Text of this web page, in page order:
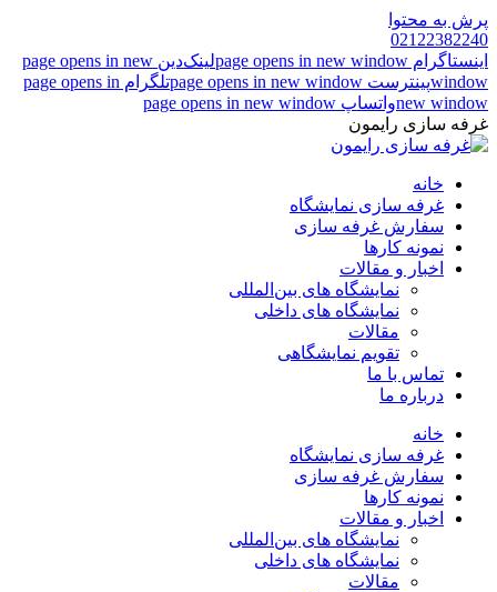
پرش به محتوا
02122382240
اینستاگرام page opens in new window
لینک‌دین page opens in new
windowپینترست page opens in new window
تلگرام page opens in
new windowواتساپ page opens in new window
غرفه سازی رایمون
خانه
غرفه سازی نمایشگاه
سفارش غرفه سازی
نمونه کارها
اخبار و مقالات
نمایشگاه های بین‌المللی
نمایشگاه های داخلی
مقالات
تقویم نمایشگاهی
تماس با ما
درباره ما
خانه
غرفه سازی نمایشگاه
سفارش غرفه سازی
نمونه کارها
اخبار و مقالات
نمایشگاه های بین‌المللی
نمایشگاه های داخلی
مقالات